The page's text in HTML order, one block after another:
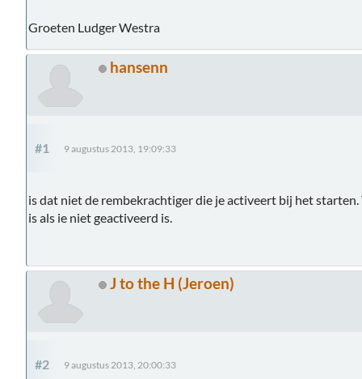
Groeten Ludger Westra
hansenn
#1 9 augustus 2013, 19:09:33
is dat niet de rembekrachtiger die je activeert bij het
is als ie niet geactiveerd is.
J to the H (Jeroen)
#2 9 augustus 2013, 20:00:33